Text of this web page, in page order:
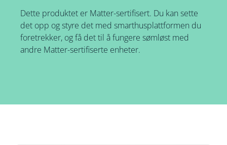
Dette produktet er Matter-sertifisert. Du kan sette
det opp og styre det med smarthusplattformen du
foretrekker, og få det til å fungere sømløst med
andre Matter-sertifiserte enheter.